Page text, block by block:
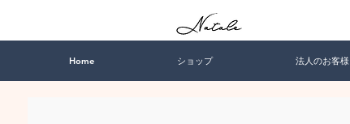
Home ショップ 法人のお客様